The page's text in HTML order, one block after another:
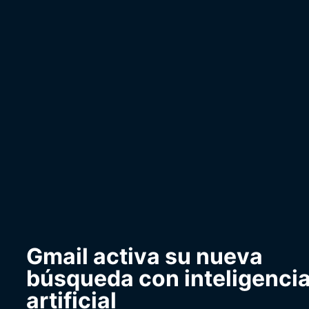
Gmail activa su nueva
búsqueda con
artificial